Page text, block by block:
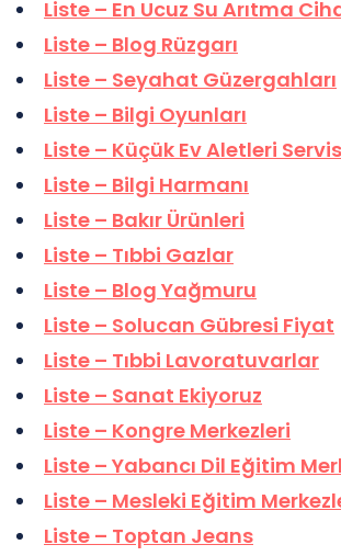
Liste – En Ucuz Su Arıtma
Liste – Blog Rüzgarı
Liste – Seyahat Güzergahları
Liste – Bilgi Oyunları
Liste – Küçük Ev Aletleri
Liste – Bilgi Harmanı
Liste – Bakır Ürünleri
Liste – Tıbbi Gazlar
Liste – Blog Yağmuru
Liste – Solucan Gübresi Fiyat
Liste – Tıbbi Lavoratuvarlar
Liste – Sanat Ekiyoruz
Liste – Kongre Merkezleri
Liste – Yabancı Dil Eğitim
Liste – Mesleki Eğitim
Liste – Toptan Jeans